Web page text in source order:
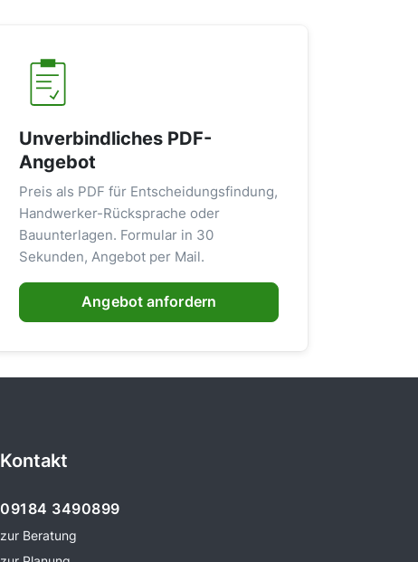
Unverbindliches PDF-
Angebot
Preis als PDF für Entscheidungsfindung,
Handwerker-Rücksprache oder
Bauunterlagen. Formular in 30
Sekunden, Angebot per Mail.
Angebot anfordern
Kontakt
09184 3490899
zur Beratung